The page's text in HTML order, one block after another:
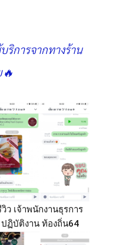
ริการจากทางร้าน
วิว เจ้าพนักงานธุรการ
ปฏิบัติงาน ท้องถิ่น64